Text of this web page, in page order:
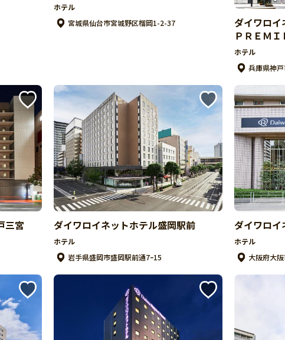
ホテル
宮城県仙台市宮城野区榴岡1-2-37
ダイワロ
ＰＲＥＭＩ
ホテル
兵庫県神
三宮 ダイワロイネットホテル盛岡駅前
ホテル
岩手県盛岡市盛岡駅前通7ｰ15
ダイワロ
ホテル
大阪府大